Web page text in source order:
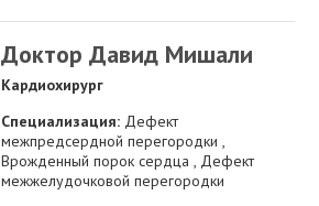
Доктор Давид Мишали
Кардиохирург
Специализация: Дефект
межпредсердной перегородки ,
Врожденный порок сердца , Дефект
межжелудочковой перегородки